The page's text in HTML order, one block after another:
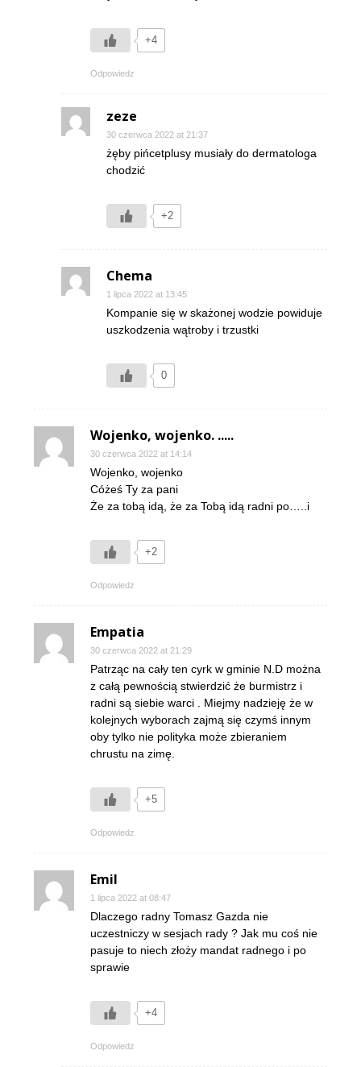
+4
Odpowiedz
zeze
30 czerwca 2022 at 21:37
żęby pińcetplusy musiały do dermatologa
chodzić
+2
Chema
1 lipca 2022 at 13:45
Kompanie się w skażonej wodzie powiduje
uszkodzenia wątroby i trzustki
0
Wojenko, wojenko. .....
30 czerwca 2022 at 14:14
Wojenko, wojenko
Cóżeś Ty za pani
Że za tobą idą, że za Tobą idą radni po…..i
+2
Odpowiedz
Empatia
30 czerwca 2022 at 21:29
Patrząc na cały ten cyrk w gminie N.D można
z całą pewnością stwierdzić że burmistrz i
radni są siebie warci . Miejmy nadzieję że w
kolejnych wyborach zajmą się czymś innym
oby tylko nie polityka może zbieraniem
chrustu na zimę.
+5
Odpowiedz
Emil
1 lipca 2022 at 08:47
Dlaczego radny Tomasz Gazda nie
uczestniczy w sesjach rady ? Jak mu coś nie
pasuje to niech złoży mandat radnego i po
sprawie
+4
Odpowiedz